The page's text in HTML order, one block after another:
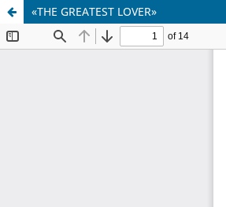
«THE GREATEST LOVER»